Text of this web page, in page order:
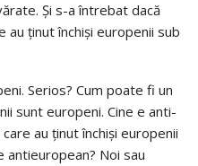
Și s-a întrebat dacă
au ținut închiși europenii sub
Serios? Cum poate fi un
sunt europeni. Cine e anti-
au ținut închiși europenii
antieuropean? Noi sau